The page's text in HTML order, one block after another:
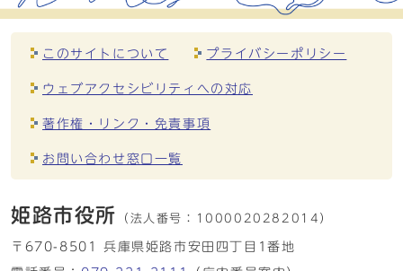
このサイトについて プライバシーポリシー
ウェブアクセシビリティへの対応
著作権・リンク・免責事項
お問い合わせ窓口一覧
姫路市役所 （法人番号： 1000020282014）
〒670-8501 兵庫県姫路市安田四丁目1番地